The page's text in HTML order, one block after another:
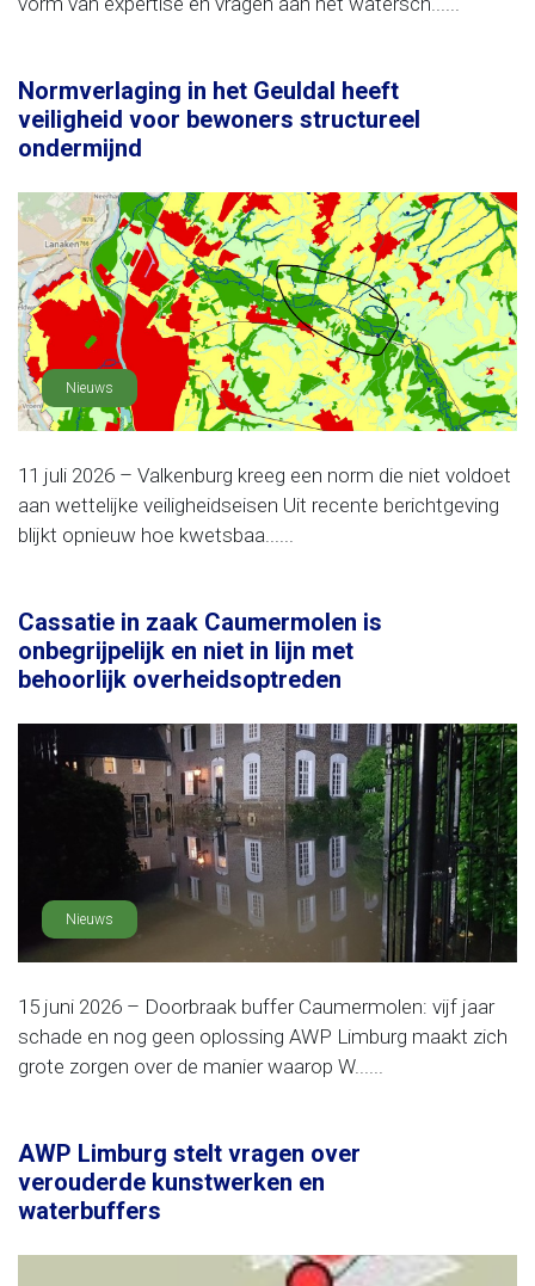
Normverlaging in het Geuldal heeft
veiligheid voor bewoners structureel
ondermijnd
Nieuws
11 juli 2026 – Valkenburg kreeg een norm die niet voldoet
aan wettelijke veiligheidseisen Uit recente berichtgeving
blijkt opnieuw hoe kwetsbaa......
Cassatie in zaak Caumermolen is
onbegrijpelijk en niet in lijn met
behoorlijk overheidsoptreden
Nieuws
15 juni 2026 – Doorbraak buffer Caumermolen: vijf jaar
schade en nog geen oplossing AWP Limburg maakt zich
grote zorgen over de manier waarop W......
AWP Limburg stelt vragen over
verouderde kunstwerken en
waterbuffers